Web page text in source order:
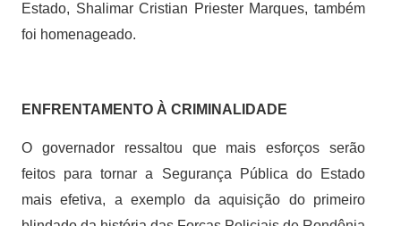
Estado, Shalimar Cristian Priester Marques, também
foi homenageado.
ENFRENTAMENTO À CRIMINALIDADE
O governador ressaltou que mais esforços serão
feitos para tornar a Segurança Pública do Estado
mais efetiva, a exemplo da aquisição do primeiro